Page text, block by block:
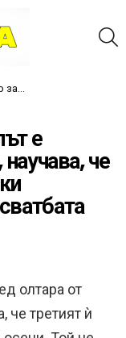
ден преди сватбата
е
че
олтара от
третият ѝ